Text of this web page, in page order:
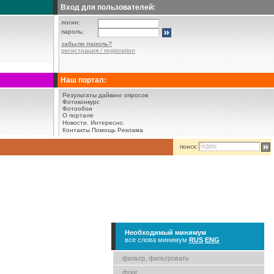
Вход для пользователей:
логин:
пароль:
забыли пароль?
регистрация / registration
Наш портал:
Результаты дайвинг опросов
Фотоконкурс
Фотообои
О портале
Новости.
Интересно.
Контакты Помощь Реклама
поиск:
Необходимый минимум
все слова минимум RUS ENG
фильтр, фильтровать
флаг